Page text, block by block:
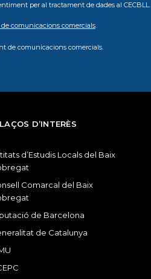
per al tractament de dades al CECBLL.
de comunicacions comercials.
de comunicacions comercials.
D’INTERÈS
d’Estudis Locals del Baix
Comarcal del Baix
de Barcelona
de Catalunya